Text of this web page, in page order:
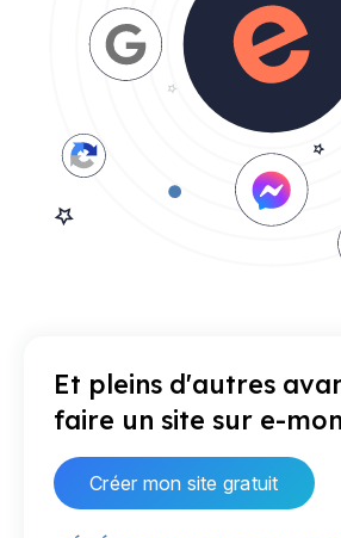
Et pleins d'autres
faire un site sur e-
Créer mon site gratuit